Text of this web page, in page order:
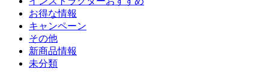
お得な情報
キャンペーン
その他
新商品情報
未分類